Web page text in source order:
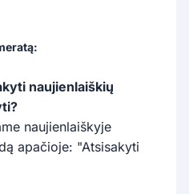
naujienlaiškių
naujienlaiškyje
apačioje: "Atsisakyti